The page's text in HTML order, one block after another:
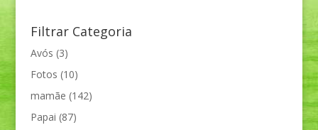
Filtrar Categoria
Avós (3)
Fotos (10)
mamãe (142)
Papai (87)